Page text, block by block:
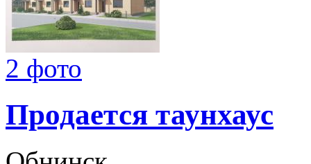
2 фото
Продается таунхаус